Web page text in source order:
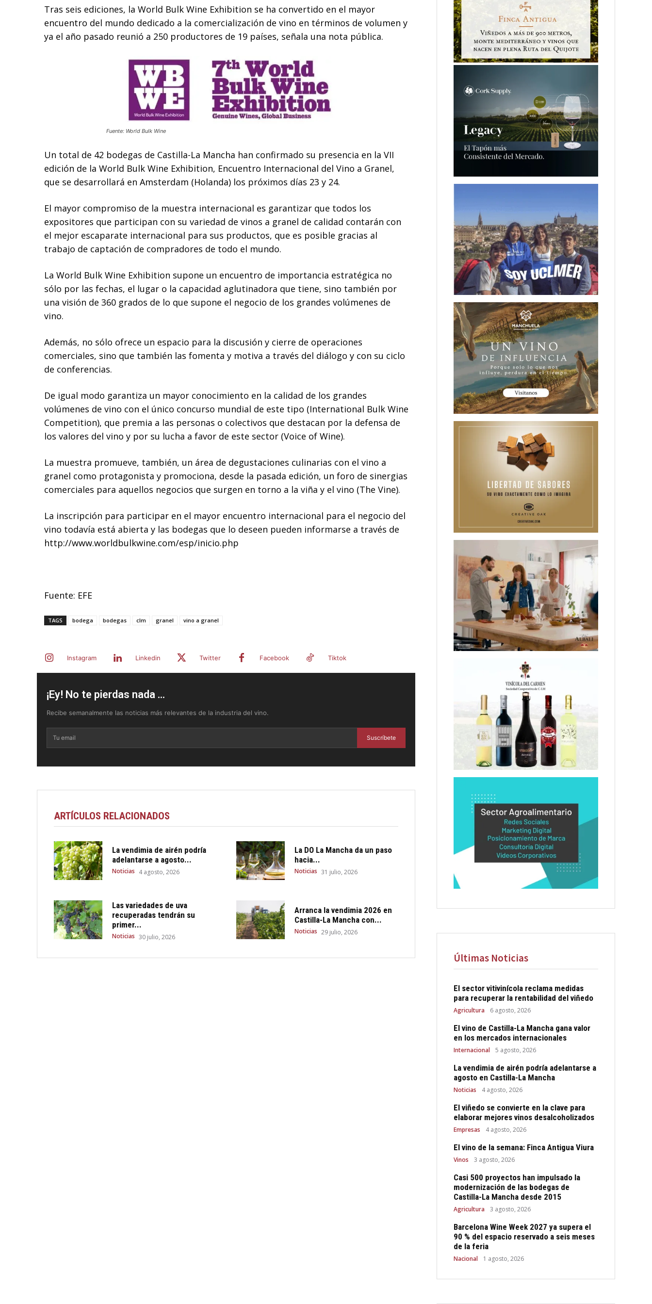
Tras seis ediciones, la World Bulk Wine Exhibition se ha convertido en el mayor
encuentro del mundo dedicado a la comercialización de vino en términos de volumen y
ya el año pasado reunió a 250 productores de 19 países, señala una nota pública.
Fuente: World Bulk Wine
Un total de 42 bodegas de Castilla-La Mancha han confirmado su presencia en la VII
edición de la World Bulk Wine Exhibition, Encuentro Internacional del Vino a Granel,
que se desarrollará en Amsterdam (Holanda) los próximos días 23 y 24.
El mayor compromiso de la muestra internacional es garantizar que todos los
expositores que participan con su variedad de vinos a granel de calidad contarán con
el mejor escaparate internacional para sus productos, que es posible gracias al
trabajo de captación de compradores de todo el mundo.
La World Bulk Wine Exhibition supone un encuentro de importancia estratégica no
sólo por las fechas, el lugar o la capacidad aglutinadora que tiene, sino también por
una visión de 360 grados de lo que supone el negocio de los grandes volúmenes de
vino.
Además, no sólo ofrece un espacio para la discusión y cierre de operaciones
comerciales, sino que también las fomenta y motiva a través del diálogo y con su ciclo
de conferencias.
De igual modo garantiza un mayor conocimiento en la calidad de los grandes
volúmenes de vino con el único concurso mundial de este tipo (International Bulk Wine
Competition), que premia a las personas o colectivos que destacan por la defensa de
los valores del vino y por su lucha a favor de este sector (Voice of Wine).
La muestra promueve, también, un área de degustaciones culinarias con el vino a
granel como protagonista y promociona, desde la pasada edición, un foro de sinergias
comerciales para aquellos negocios que surgen en torno a la viña y el vino (The Vine).
La inscripción para participar en el mayor encuentro internacional para el negocio del
vino todavía está abierta y las bodegas que lo deseen pueden informarse a través de
http://www.worldbulkwine.com/esp/inicio.php
Fuente: EFE
TAGS bodega bodegas clm granel vino a granel
Instagram Linkedin Twitter Facebook Tiktok
¡Ey! No te pierdas nada ...
Recibe semanalmente las noticias más relevantes de la industria del vino.
Suscríbete
ARTÍCULOS RELACIONADOS
La vendimia de airén podría
adelantarse a agosto...
Noticias 4 agosto, 2026
La DO La Mancha da un paso
hacia...
Noticias 31 julio, 2026
Las variedades de uva
recuperadas tendrán su
primer...
Noticias 30 julio, 2026
Arranca la vendimia 2026 en
Castilla-La Mancha con...
Noticias 29 julio, 2026
Últimas Noticias
El sector vitivinícola reclama medidas
para recuperar la rentabilidad del viñedo
Agricultura 6 agosto, 2026
El vino de Castilla-La Mancha gana valor
en los mercados internacionales
Internacional 5 agosto, 2026
La vendimia de airén podría adelantarse a
agosto en Castilla-La Mancha
Noticias 4 agosto, 2026
El viñedo se convierte en la clave para
elaborar mejores vinos desalcoholizados
Empresas 4 agosto, 2026
El vino de la semana: Finca Antigua Viura
Vinos 3 agosto, 2026
Casi 500 proyectos han impulsado la
modernización de las bodegas de
Castilla-La Mancha desde 2015
Agricultura 3 agosto, 2026
Barcelona Wine Week 2027 ya supera el
90 % del espacio reservado a seis meses
de la feria
Nacional 1 agosto, 2026